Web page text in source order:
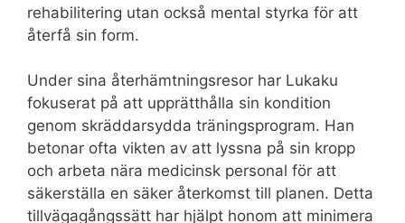
rehabilitering utan också mental styrka för att
återfå sin form.
Under sina återhämtningsresor har Lukaku
fokuserat på att upprätthålla sin kondition
genom skräddarsydda träningsprogram. Han
betonar ofta vikten av att lyssna på sin kropp
och arbeta nära medicinsk personal för att
säkerställa en säker återkomst till planen. Detta
tillvägagångssätt har hjälpt honom att minimera